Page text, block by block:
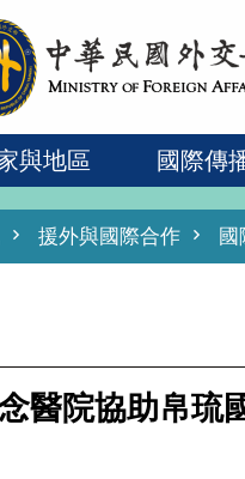
與地區 國際傳
援外與國際合作 國
醫院協助帛琉